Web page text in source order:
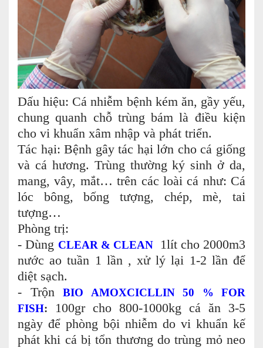
Dấu hiệu: Cá nhiễm bệnh kém ăn, gầy yếu,
chung quanh chỗ trùng bám là điều kiện
cho vi khuẩn xâm nhập và phát triển.
Tác hại: Bệnh gây tác hại lớn cho cá giống
và cá hương. Trùng thường ký sinh ở da,
mang, vây, mắt… trên các loài cá như: Cá
lóc bông, bống tượng, chép, mè, tai
tượng…
Phòng trị:
- Dùng CLEAR & CLEAN
1lít cho 2000m3
nước ao tuần 1 lần , xử lý lại 1-2 lần để
diệt sạch.
- Trộn BIO AMOXCICLLIN 50 % FOR
FISH:
100gr cho 800-1000kg cá ăn 3-5
ngày để phòng bội nhiễm do vi khuẩn kế
phát khi cá bị tổn thương do trùng mỏ neo